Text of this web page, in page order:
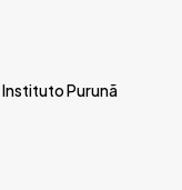
Instituto Purunã